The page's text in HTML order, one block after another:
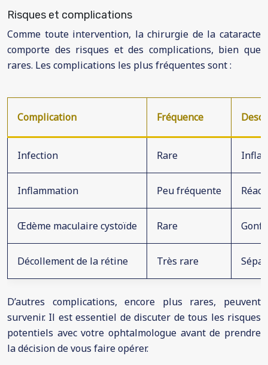
Risques et complications
Comme toute intervention, la chirurgie de la cataracte
comporte des risques et des complications, bien que
rares. Les complications les plus fréquentes sont :
Complication Fréquence
Infection Rare
Inflammation Peu fréquente
Œdème maculaire cystoïde Rare
Décollement de la rétine Très rare
D’autres complications, encore plus rares, peuvent
survenir. Il est essentiel de discuter de tous les risques
potentiels avec votre ophtalmologue avant de prendre
la décision de vous faire opérer.